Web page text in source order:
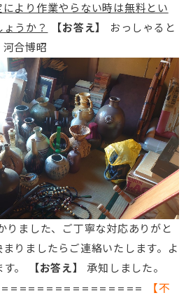
より作業やらない時は無料とい
うか？
【お答え】
おっしゃると
合博昭
りました、ご丁寧な対応ありがと
りましたらご連絡いたします。よ
。
【お答え】
承知しました。
【不